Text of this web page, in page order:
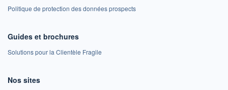
Politique de protection des données prospects
Guides et brochures
Solutions pour la Clientèle Fragile
Nos sites